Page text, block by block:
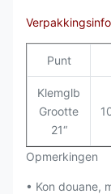
Punt
Klemglb
Grootte
21“
Opmerkingen
• Kon douane,